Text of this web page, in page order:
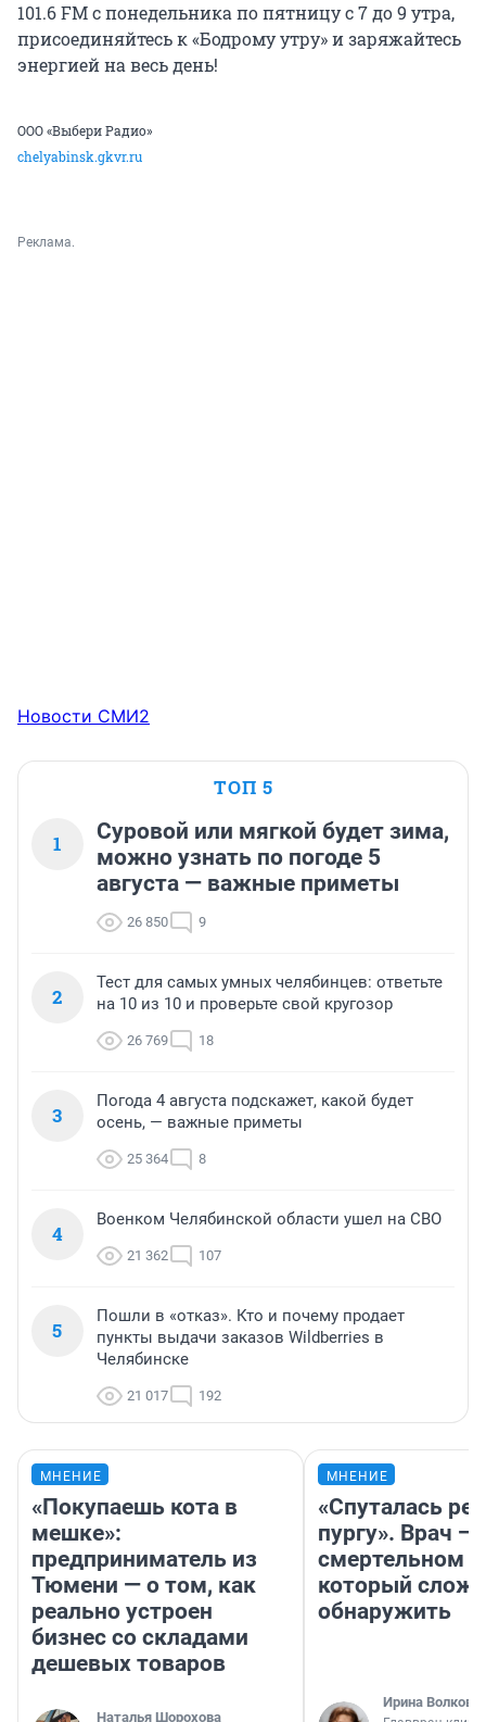
101.6 FM с понедельника по пятницу с 7 до 9 утра,
присоединяйтесь к «Бодрому утру» и заряжайтесь
энергией на весь день!
ООО «Выбери Радио»
chelyabinsk.gkvr.ru
Реклама.
Новости СМИ2
ТОП 5
1
Суровой или мягкой будет зима,
можно узнать по погоде 5
августа — важные приметы
26 850 9
2
Тест для самых умных челябинцев: ответьте
на 10 из 10 и проверьте свой кругозор
26 769 18
3
Погода 4 августа подскажет, какой будет
осень, — важные приметы
25 364 8
4
Военком Челябинской области ушел на СВО
21 362 107
5
Пошли в «отказ». Кто и почему продает
пункты выдачи заказов Wildberries в
Челябинске
21 017 192
МНЕНИЕ
«Покупаешь кота в
мешке»:
предприниматель из
Тюмени — о том, как
реально устроен
бизнес со складами
дешевых товаров
Наталья Шорохова
МНЕНИЕ
«Спуталась
пургу». Врач —
смертельном
который
обнаружить
Ирина Волкова